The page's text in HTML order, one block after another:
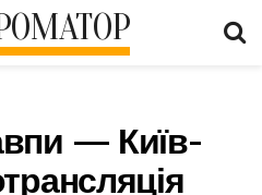
— Київ-